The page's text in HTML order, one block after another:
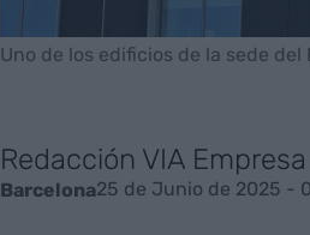
Uno de los edificios de la sede
Redacción VIA Empresa
Barcelona25 de Junio de 2025 -